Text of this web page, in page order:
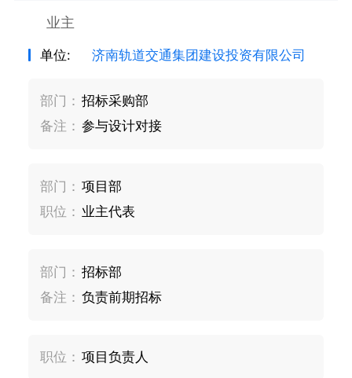
业主
单位: 济南轨道交通集团建设投资有限公司
部门： 招标采购部
备注： 参与设计对接
部门： 项目部
职位： 业主代表
部门： 招标部
备注： 负责前期招标
职位： 项目负责人